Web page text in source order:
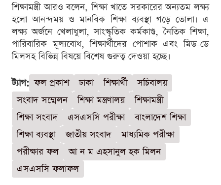
শিক্ষামন্ত্রী আরও বলেন, শিক্ষা খাতে সরকারের অন্যতম লক্ষ্য
হলো আনন্দময় ও মানবিক শিক্ষা ব্যবস্থা গড়ে তোলা। এ
লক্ষ্য অর্জনে খেলাধুলা, সাংস্কৃতিক কর্মকাণ্ড, নৈতিক শিক্ষা,
পারিবারিক মূল্যবোধ, শিক্ষার্থীদের পোশাক এবং মিড-ডে
মিলসহ বিভিন্ন বিষয়ে বিশেষ গুরুত্ব দেওয়া হচ্ছে।
ট্যাগ: ফল প্রকাশ ঢাকা শিক্ষার্থী
সচিবালয়
সংবাদ সম্মেলন
শিক্ষা মন্ত্রণালয়
শিক্ষামন্ত্রী
শিক্ষা সংবাদ
এসএসসি পরীক্ষা
বাংলাদেশ শিক্ষা
শিক্ষা ব্যবস্থা
জাতীয় সংবাদ
মাধ্যমিক পরীক্ষা
পরীক্ষার ফল
আ ন ম এহসানুল হক মিলন
এসএসসি ফলাফল